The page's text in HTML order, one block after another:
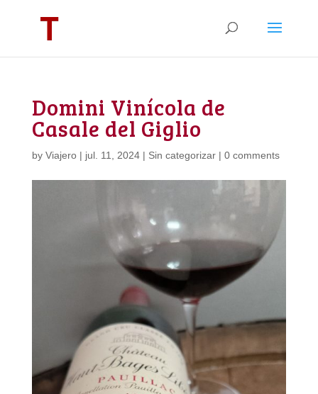
Domini Vinícola de
Casale del Giglio
by Viajero| jul. 11, 2024| Sin categorizar| 0 comments